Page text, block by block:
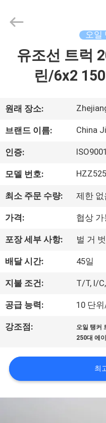
품
우
리
하
여
공
장
여
품
질
Copyright
HANGZHOU
오일
유조선 트럭
린/6x2
원래 장소:
브랜드 이름: China
인증:
모델 번호:
최소 주문 수량: 제한 없
가격: 협상 가
포장 세부 사항: 벌 거
배달 시간: 45일
지불 조건: T/T, l/
공급 능력: 10 단
강조점: 오일 탱커
250대 에
최